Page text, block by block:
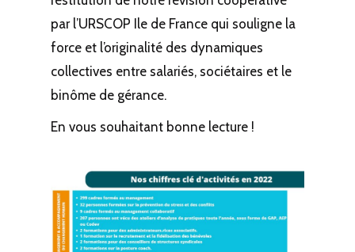
par l’URSCOP Ile de France qui souligne la
force et l’originalité des dynamiques
collectives entre salariés, sociétaires et le
binôme de gérance.
En vous souhaitant bonne lecture !